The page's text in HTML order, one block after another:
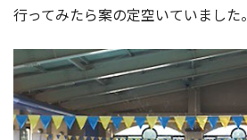
行ってみたら案の定空いていました。